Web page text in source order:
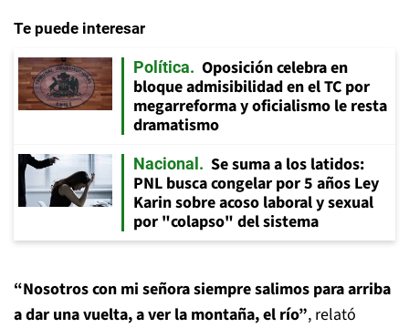
Te puede interesar
Política
Oposición celebra en
bloque admisibilidad en el TC por
megarreforma y oficialismo le resta
dramatismo
Nacional
Se suma a los latidos:
PNL busca congelar por 5 años Ley
Karin sobre acoso laboral y sexual
por "colapso" del sistema
“Nosotros con mi señora siempre salimos para arriba
a dar una vuelta, a ver la montaña, el río”, relató